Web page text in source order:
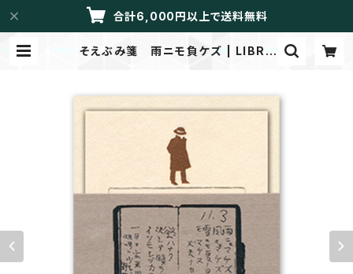
合計6,000円以上で送料無料
そえぶみ箋 雨ニモ負ケズ | LIBRE